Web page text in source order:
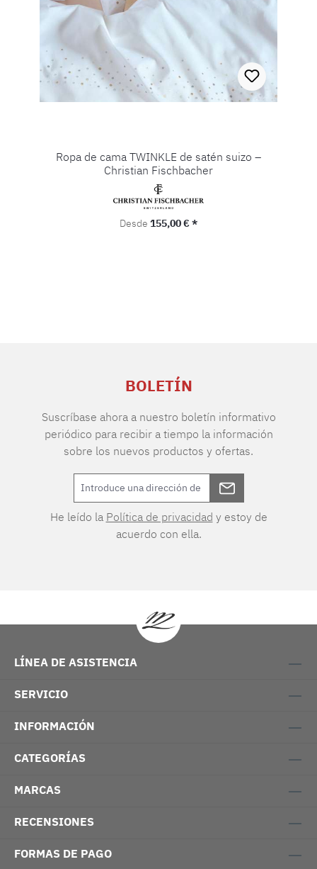
Ropa de cama TWINKLE de satén suizo –
Christian Fischbacher
Precio normal:
Desde 155,00 € *
BOLETÍN
Suscríbase ahora a nuestro boletín informativo
periódico para recibir a tiempo la información
sobre los nuevos productos y ofertas.
He leído la Política de privacidad y estoy de
acuerdo con ella.
LÍNEA DE ASISTENCIA
SERVICIO
INFORMACIÓN
CATEGORÍAS
MARCAS
RECENSIONES
FORMAS DE PAGO